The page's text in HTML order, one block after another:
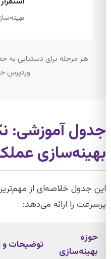
هر مرحله برای دستیابی به
وردپرس
جدول آموزشی:
بهینه‌سازی
این جدول خلاصه‌ای از
پرسرعت را ارائه می‌دهد:
حوزه
بهینه‌سازی
توضیحات و